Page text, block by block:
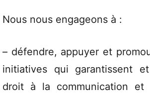
Nous nous engageons à :
– défendre, appuyer et
initiatives qui garantissent
droit à la communication et